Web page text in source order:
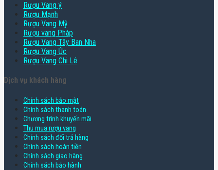
Rượu Vang ý
Rượu Mạnh
Rượu Vang Mỹ
Rượu vang Pháp
Rượu Vang Tây Ban Nha
Rượu Vang Úc
Rượu Vang Chi Lê
Dịch vụ khách hàng
Chính sách bảo mật
Chính sách thanh toán
Chương trình khuyến mãi
Thu mua rượu vang
Chính sách đổi trả hàng
Chính sách hoàn tiền
Chính sách giao hàng
Chính sách bảo hành